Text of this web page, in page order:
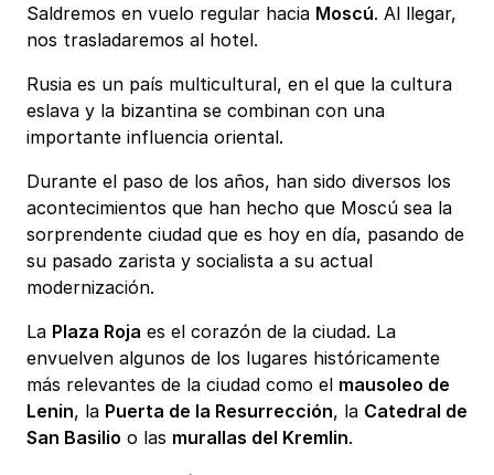
Saldremos en vuelo regular hacia Moscú. Al llegar,
nos trasladaremos al hotel.
Rusia es un país multicultural, en el que la cultura
eslava y la bizantina se combinan con una
importante influencia oriental.
Durante el paso de los años, han sido diversos los
acontecimientos que han hecho que Moscú sea la
sorprendente ciudad que es hoy en día, pasando de
su pasado zarista y socialista a su actual
modernización.
La Plaza Roja es el corazón de la ciudad. La
envuelven algunos de los lugares históricamente
más relevantes de la ciudad como el mausoleo de
Lenin, la Puerta de la Resurrección, la Catedral de
San Basilio o las murallas del Kremlin.